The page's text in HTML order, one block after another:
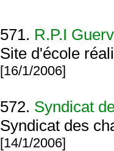
571. R.P.I
Site d'école
[16/1/2006]
572. Syndicat
Syndicat des
[14/1/2006]